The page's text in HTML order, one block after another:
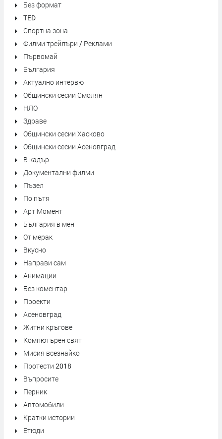
Без формат
TED
Спортна зона
Филми трейлъри / Реклами
Първомай
България
Актуално интервю
Общински сесии Смолян
НЛО
Здраве
Общински сесии Хасково
Общински сесии Асеновград
В кадър
Документални филми
Пъзел
По пътя
Арт Момент
България в мен
От мерак
Вкусно
Направи сам
Анимации
Без коментар
Проекти
Асеновград
Житни кръгове
Компютърен свят
Мисия всезнайко
Протести 2018
Въпросите
Перник
Автомобили
Кратки истории
Етюди